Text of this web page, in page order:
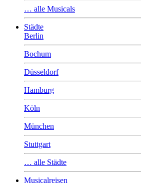
… alle Musicals
Städte
Berlin
Bochum
Düsseldorf
Hamburg
Köln
München
Stuttgart
… alle Städte
Musicalreisen